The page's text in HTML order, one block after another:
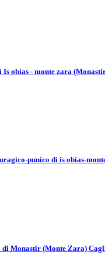
obias - monte zara
punico di is obias-
Monastir (Monte Zara)